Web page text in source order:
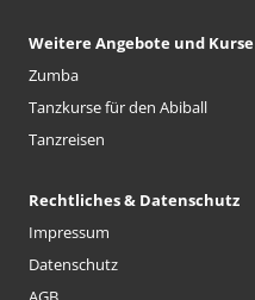
Weitere Angebote und Kurse
Zumba
Tanzkurse für den Abiball
Tanzreisen
Rechtliches & Datenschutz
Impressum
Datenschutz